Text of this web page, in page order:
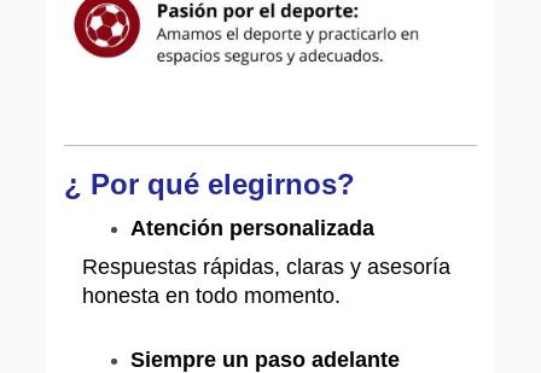
¿ Por qué elegirnos?
Atención personalizada
Respuestas rápidas, claras y asesoría
honesta en todo momento.
Siempre un paso adelante